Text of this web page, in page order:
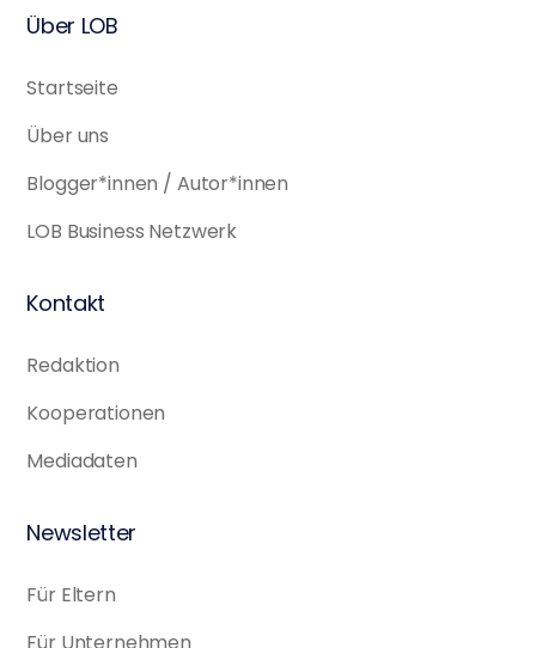
Über LOB
Startseite
Über uns
Blogger*innen / Autor*innen
LOB Business Netzwerk
Kontakt
Redaktion
Kooperationen
Mediadaten
Newsletter
Für Eltern
Für Unternehmen